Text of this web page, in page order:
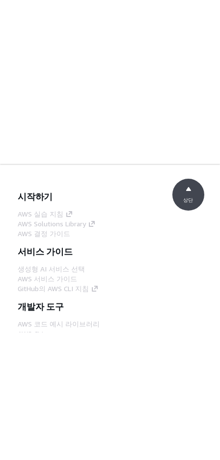
시작하기
AWS 실습 지침
AWS Solutions Library
AWS 결정 가이드
서비스 가이드
생성형 AI 서비스 선택
AWS 서비스 가이드
GitHub의 AWS CLI 지침
개발자 도구
AWS 코드 예시 라이브러리
AWS CLI
상단